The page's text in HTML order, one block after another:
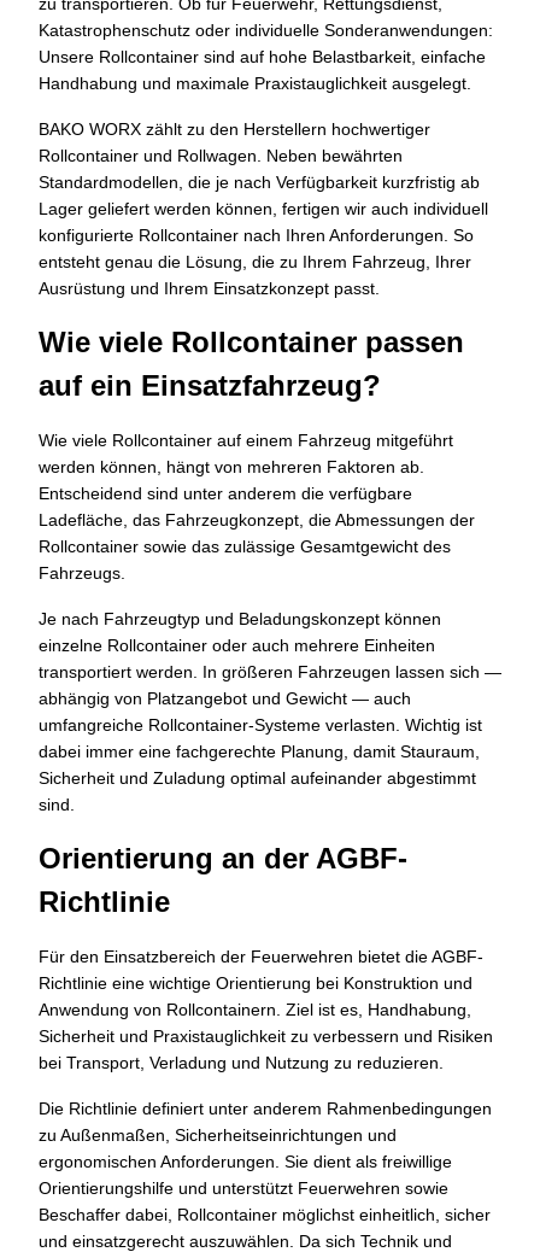
Katastrophenschutz oder individuelle Sonderanwendungen:
Unsere Rollcontainer sind auf hohe Belastbarkeit, einfache
Handhabung und maximale Praxistauglichkeit ausgelegt.
BAKO WORX zählt zu den Herstellern hochwertiger
Rollcontainer und Rollwagen. Neben bewährten
Standardmodellen, die je nach Verfügbarkeit kurzfristig ab
Lager geliefert werden können, fertigen wir auch individuell
konfigurierte Rollcontainer nach Ihren Anforderungen. So
entsteht genau die Lösung, die zu Ihrem Fahrzeug, Ihrer
Ausrüstung und Ihrem Einsatzkonzept passt.
Wie viele Rollcontainer passen
auf ein Einsatzfahrzeug?
Wie viele Rollcontainer auf einem Fahrzeug mitgeführt
werden können, hängt von mehreren Faktoren ab.
Entscheidend sind unter anderem die verfügbare
Ladefläche, das Fahrzeugkonzept, die Abmessungen der
Rollcontainer sowie das zulässige Gesamtgewicht des
Fahrzeugs.
Je nach Fahrzeugtyp und Beladungskonzept können
einzelne Rollcontainer oder auch mehrere Einheiten
transportiert werden. In größeren Fahrzeugen lassen sich —
abhängig von Platzangebot und Gewicht — auch
umfangreiche Rollcontainer-Systeme verlasten. Wichtig ist
dabei immer eine fachgerechte Planung, damit Stauraum,
Sicherheit und Zuladung optimal aufeinander abgestimmt
sind.
Orientierung an der AGBF-
Richtlinie
Für den Einsatzbereich der Feuerwehren bietet die AGBF-
Richtlinie eine wichtige Orientierung bei Konstruktion und
Anwendung von Rollcontainern. Ziel ist es, Handhabung,
Sicherheit und Praxistauglichkeit zu verbessern und Risiken
bei Transport, Verladung und Nutzung zu reduzieren.
Die Richtlinie definiert unter anderem Rahmenbedingungen
zu Außenmaßen, Sicherheitseinrichtungen und
ergonomischen Anforderungen. Sie dient als freiwillige
Orientierungshilfe und unterstützt Feuerwehren sowie
Beschaffer dabei, Rollcontainer möglichst einheitlich, sicher
und einsatzgerecht auszuwählen. Da sich Technik und